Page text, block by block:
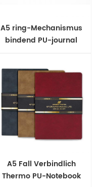
A5 ring-Mechanismus
bindend PU-journal
A5 Fall Verbindlich
Thermo PU-Notebook